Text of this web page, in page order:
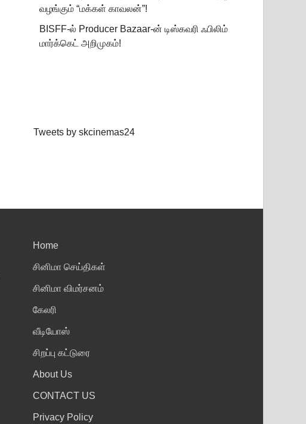
வழங்கும் “மக்கள் காவலன்”!
BISFF-ல் Producer Bazaar-ன் டிஸ்கவரி ஃபிலிம்
மார்க்கெட் அறிமுகம்!
Tweets by skcinemas24
Home
சினிமா செய்திகள்
சினிமா விமர்சனம்
கேலரி
வீடியோஸ்
சிறப்பு கட்டுரை
About Us
CONTACT US
Privacy Policy